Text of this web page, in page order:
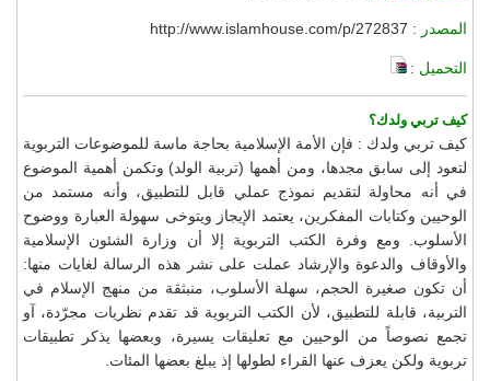
المصدر : http://www.islamhouse.com/p/272837
التحميل :
كيف تربي ولدك؟
كيف تربي ولدك : فإن الأمة الإسلامية بحاجة ماسة للموضوعات التربوية
لتعود إلى سابق مجدها، ومن أهمها (تربية الولد) وتكمن أهمية الموضوع
في أنه محاولة لتقديم نموذج عملي قابل للتطبيق، وأنه مستمد من
الوحيين وكتابات المفكرين، يعتمد الإيجاز ويتوخى سهولة العبارة ووضوح
الأسلوب. ومع وفرة الكتب التربوية إلا أن وزارة الشئون الإسلامية
والأوقاف والدعوة والإرشاد عملت على نشر هذه الرسالة لغايات منها:
أن تكون صغيرة الحجم، سهلة الأسلوب، منبثقة من منهج الإسلام في
التربية، قابلة للتطبيق، لأن الكتب التربوية قد تقدم نظريات مجرّدة، آو
تجمع نصوصاً من الوحيين مع تعليقات يسيرة، وبعضها يذكر تطبيقات
تربوية ولكن يعزف عنها القراء لطولها إذ يبلغ بعضها المئات.